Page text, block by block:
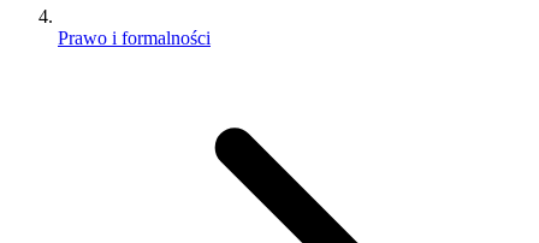
Prawo i formalności